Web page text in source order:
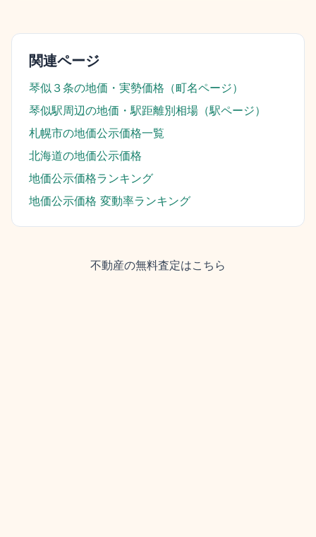
関連ページ
琴似３条の地価・実勢価格（町名ページ）
琴似駅周辺の地価・駅距離別相場（駅ページ）
札幌市の地価公示価格一覧
北海道の地価公示価格
地価公示価格ランキング
地価公示価格 変動率ランキング
不動産の無料査定はこちら